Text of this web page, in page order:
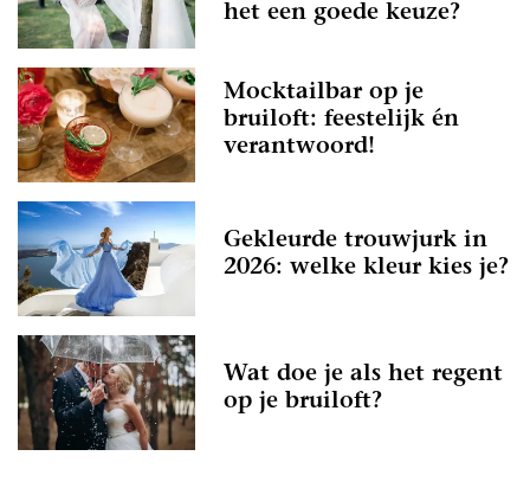
het een goede keuze?
Mocktailbar op je
bruiloft: feestelijk én
verantwoord!
Gekleurde trouwjurk in
2026: welke kleur kies je?
Wat doe je als het regent
op je bruiloft?